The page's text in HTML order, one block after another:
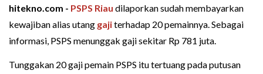
hitekno.com - PSPS Riau dilaporkan sudah membayarkan
kewajiban alias utang gajiterhadap 20 pemainnya. Sebagai
informasi, PSPS menunggak gaji sekitar Rp 781 juta.
Tunggakan 20 gaji pemain PSPS itu tertuang pada putusan